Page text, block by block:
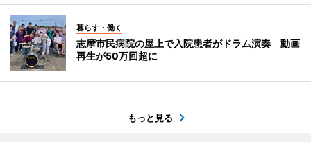
暮らす・働く
志摩市民病院の屋上で入院患者がドラム演奏 動画
再生が50万回超に
もっと見る